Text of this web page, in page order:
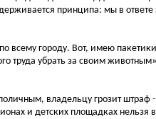
принципа: мы в ответе
всему городу. Вот, имею
труда убрать за своим
владельцу грозит штраф
и детских площадках